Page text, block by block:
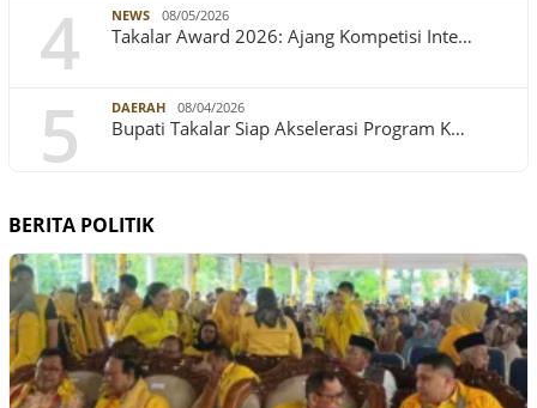
4 NEWS 08/05/2026
Takalar Award 2026: Ajang Kompetisi Inte…
5 DAERAH 08/04/2026
Bupati Takalar Siap Akselerasi Program K…
BERITA POLITIK